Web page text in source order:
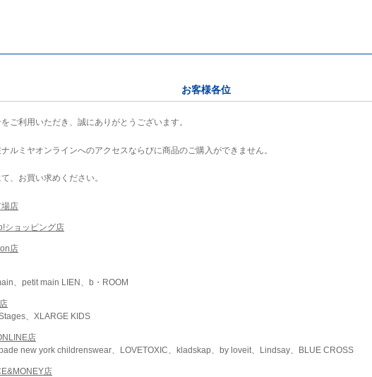
お客様各位
ご利用いただき、誠にありがとうございます。
ルミヤオンラインへのアクセスならびに商品のご購入ができません。
、お買い求めください。
店
ショッピング店
店
、petit main LIEN、b・ROOM
、XLARGE KIDS
店
new york childrenswear、LOVETOXIC、kladskap、by loveit、Lindsay、BLUE CROSS
店